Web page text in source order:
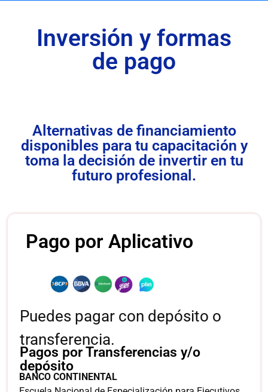
Inversión y formas
de pago
Alternativas de financiamiento
disponibles para tu capacitación y
toma la decisión de invertir en tu
futuro profesional.
Pago por Aplicativo
Puedes pagar con depósito o
transferencia.
BANCO CONTINENTAL
Pagos por Transferencias y/o
depósito